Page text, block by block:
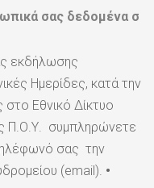
σας δεδομένα σ
εκδήλωσης
Ημερίδες, κατά την
Εθνικό Δίκτυο
Π.Ο.Υ. συμπληρώνετε
σας την
(email). •